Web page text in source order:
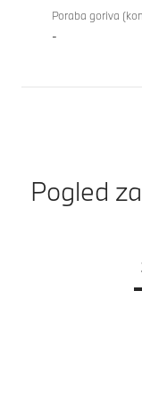
Poraba goriva
-
Pogled